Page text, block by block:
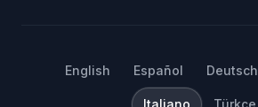
English Español Deutsch
Italiano Türkçe